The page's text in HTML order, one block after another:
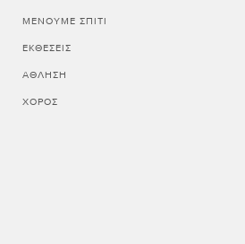
ΜΈΝΟΥΜΕ ΣΠΊΤΙ
ΕΚΘΈΣΕΙΣ
ΆΘΛΗΣΗ
ΧΟΡΌΣ